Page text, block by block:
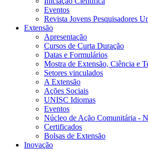
Eventos
Revista Jovens Pesquisadores
Extensão
Apresentação
Cursos de Curta Duração
Datas e Formulários
Mostra de Extensão, Ciência e
Setores vinculados
A Extensão
Ações Sociais
UNISC Idiomas
Eventos
Núcleo de Ação Comunitária -
Certificados
Bolsas de Extensão
Inovação